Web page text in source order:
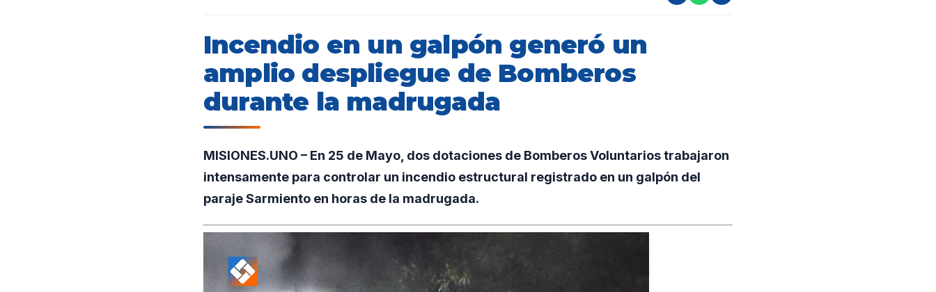
Incendio en un galpón generó un
amplio despliegue de Bomberos
durante la madrugada
MISIONES.UNO – En 25 de Mayo, dos dotaciones de Bomberos Voluntarios trabajaron
intensamente para controlar un incendio estructural registrado en un galpón del
paraje Sarmiento en horas de la madrugada.